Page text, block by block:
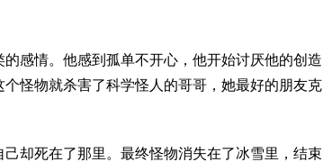
感情。他感到孤单不开心，他开始讨厌他的创造
怪物就杀害了科学怪人的哥哥，她最好的朋友克
却死在了那里。最终怪物消失在了冰雪里，结束